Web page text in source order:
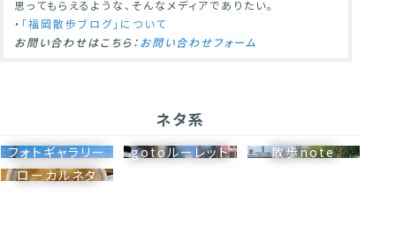
思ってもらえるような、そんなメディアでありたい。
・ 「福岡散歩ブログ」について
お問い合わせはこちら：お問い合わせフォーム
ネタ系
フォトギャラリー gotoルーレット
散歩note
ローカルネタ